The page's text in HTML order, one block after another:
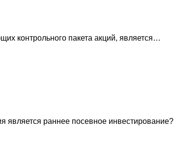
контрольного пакета акций, является…
является раннее посевное инвестирование?